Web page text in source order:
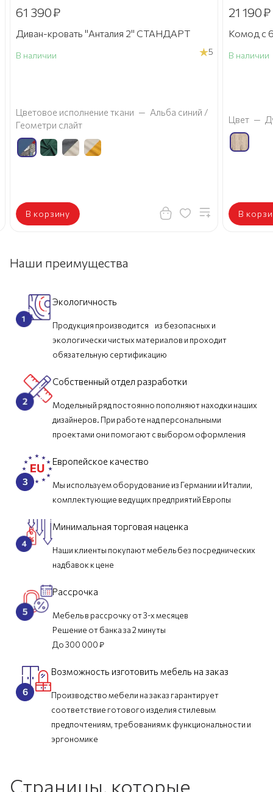
61 390₽
Диван-кровать "Анталия 2" СТАНДАРТ
В наличии 5
Цветовое исполнение ткани — Альба синий /
Геометри слайт
В корзину
21 190₽
Комод с
В наличии
Цвет —
В
Наши преимущества
Экологичность
Продукция производится из безопасных и
экологически чистых материалов и проходит
обязательную сертификацию
Собственный отдел разработки
Модельный ряд постоянно пополняют находки наших
дизайнеров. При работе над персональными
проектами они помогают с выбором оформления
Европейское качество
Мы используем оборудование из Германии и Италии,
комплектующие ведущих предприятий Европы
Минимальная торговая наценка
Наши клиенты покупают мебель без посреднических
надбавок к цене
Рассрочка
Мебель в рассрочку от 3-х месяцев
Решение от банка за 2 минуты
До 300 000 ₽
Возможность изготовить мебель на заказ
Производство мебели на заказ гарантирует
соответствие готового изделия стилевым
предпочтениям, требованиям к функциональности и
эргономике
Страницы, которые